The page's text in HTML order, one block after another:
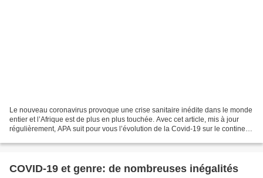
Le nouveau coronavirus provoque une crise sanitaire inédite dans le monde
entier et l’Afrique est de plus en plus touchée. Avec cet article, mis à jour
régulièrement, APA suit pour vous l’évolution de la Covid-19 sur le continent.
COVID-19 et genre: de nombreuses inégalités